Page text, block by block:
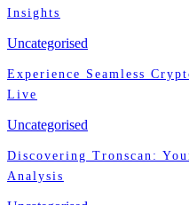
Insights
Uncategorised
Experience Seamless
Live
Uncategorised
Discovering Tronscan:
Analysis